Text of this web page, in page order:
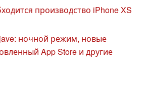
производство iPhone XS
ночной режим, новые
App Store и другие